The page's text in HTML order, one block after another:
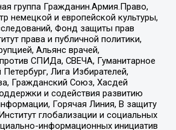
группа Гражданин.Армия.Право,
немецкой и европейской культуры,
Фонд защиты прав
права и публичной политики,
Альянс врачей,
СПИДа, СВЕЧА, Гуманитарное
Лига Избирателей,
Гражданский Союз, Хасдей
и содействия развитию
Горячая Линия, В защиту
глобализации и социальных
информационных инициатив